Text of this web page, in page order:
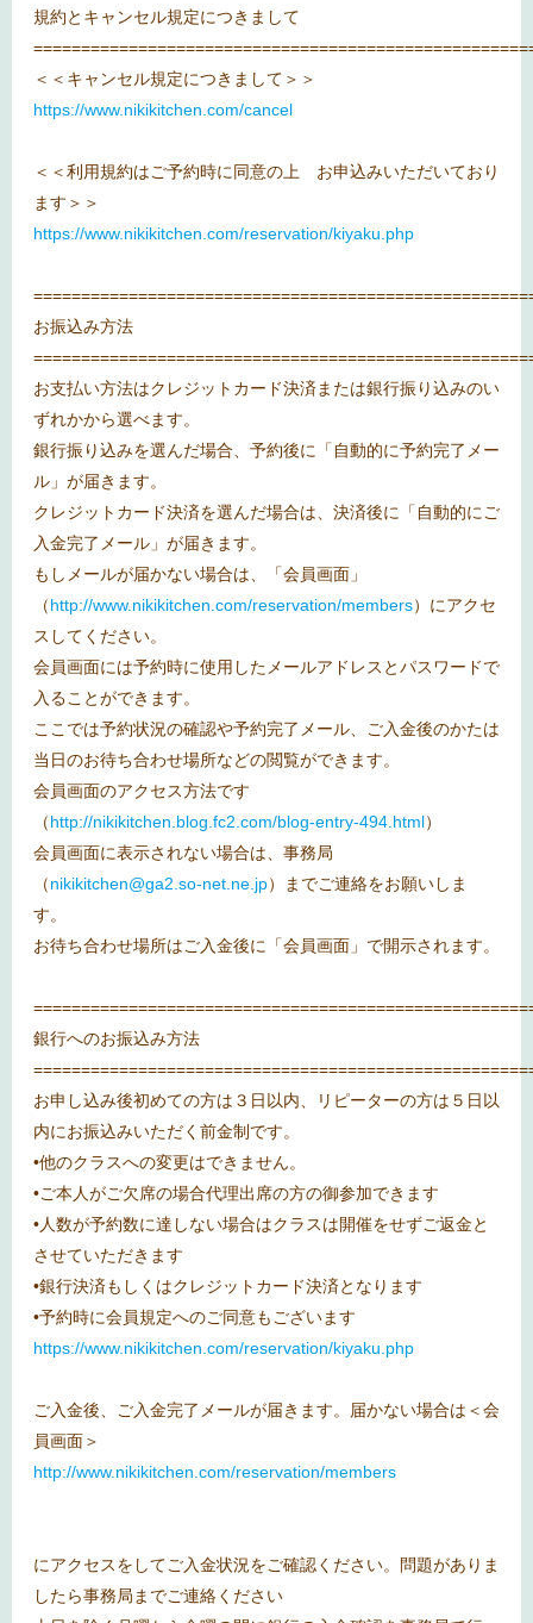
規約とキャンセル規定につきまして
＜＜キャンセル規定につきまして＞＞
https://www.nikikitchen.com/cancel
＜＜利用規約はご予約時に同意の上 お申込みいただいており
ます＞＞
https://www.nikikitchen.com/reservation/kiyaku.php
お振込み方法
お支払い方法はクレジットカード決済または銀行振り込みのい
ずれかから選べます。
銀行振り込みを選んだ場合、予約後に「自動的に予約完了メー
ル」が届きます。
クレジットカード決済を選んだ場合は、決済後に「自動的にご
入金完了メール」が届きます。
もしメールが届かない場合は、「会員画面」
（http://www.nikikitchen.com/reservation/members）にアクセ
スしてください。
会員画面には予約時に使用したメールアドレスとパスワードで
入ることができます。
ここでは予約状況の確認や予約完了メール、ご入金後のかたは
当日のお待ち合わせ場所などの閲覧ができます。
会員画面のアクセス方法です
（http://nikikitchen.blog.fc2.com/blog-entry-494.html）
会員画面に表示されない場合は、事務局
（nikikitchen@ga2.so-net.ne.jp）までご連絡をお願いしま
す。
お待ち合わせ場所はご入金後に「会員画面」で開示されます。
銀行へのお振込み方法
お申し込み後初めての方は３日以内、リピーターの方は５日以
内にお振込みいただく前金制です。
•他のクラスへの変更はできません。
•ご本人がご欠席の場合代理出席の方の御参加できます
•人数が予約数に達しない場合はクラスは開催をせずご返金と
させていただきます
•銀行決済もしくはクレジットカード決済となります
•予約時に会員規定へのご同意もございます
https://www.nikikitchen.com/reservation/kiyaku.php
ご入金後、ご入金完了メールが届きます。届かない場合は＜会
員画面＞
http://www.nikikitchen.com/reservation/members
にアクセスをしてご入金状況をご確認ください。問題がありま
したら事務局までご連絡ください